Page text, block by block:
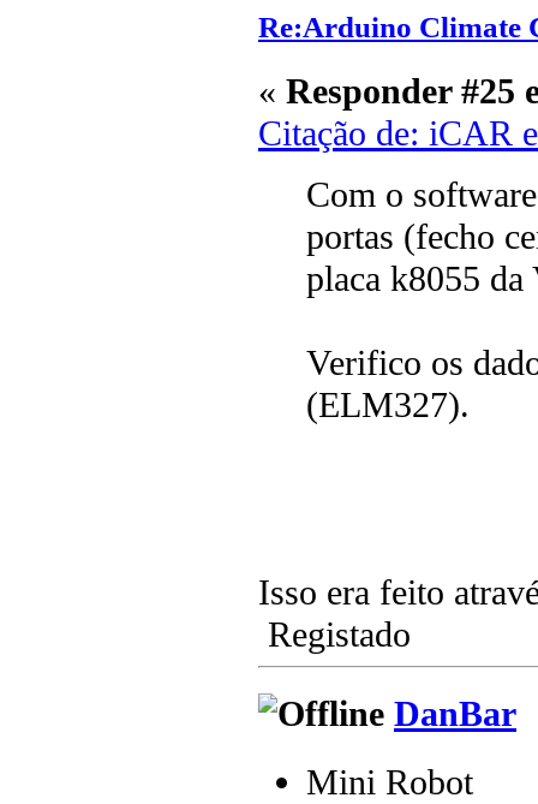
Re:Arduino Climate
« Responder #25
Citação de: iCAR
Com o
portas (fecho
placa k8055 da
Verifico os
(ELM327).
Isso era feito
Registado
DanBar
Mini Robot